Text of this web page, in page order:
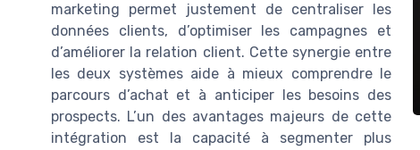
marketing permet justement de centraliser les
données clients, d’optimiser les campagnes et
d’améliorer la relation client. Cette synergie entre
les deux systèmes aide à mieux comprendre le
parcours d’achat et à anticiper les besoins des
prospects. L’un des avantages majeurs de cette
intégration est la capacité à segmenter plus